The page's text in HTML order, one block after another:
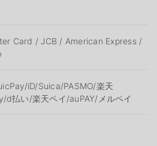
Card / JCB / American Express /
iD/Suica/PASMO/楽天
d払い/楽天ペイ/auPAY/メルペイ